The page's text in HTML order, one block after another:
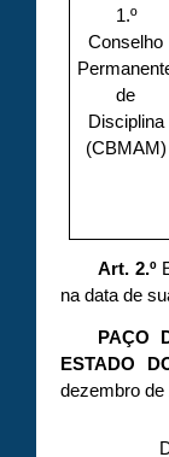
1.º
Conselho
de
Disciplina
(CBMAM)
Art. 2.º
na data de
PAÇO
ESTADO
dezembro de